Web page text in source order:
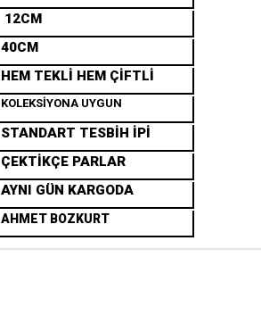
12CM
40CM
HEM TEKLİ HEM ÇİFTLİ
KOLEKSİYONA UYGUN
STANDART TESBİH İPİ
ÇEKTİKÇE PARLAR
AYNI GÜN KARGODA
AHMET BOZKURT